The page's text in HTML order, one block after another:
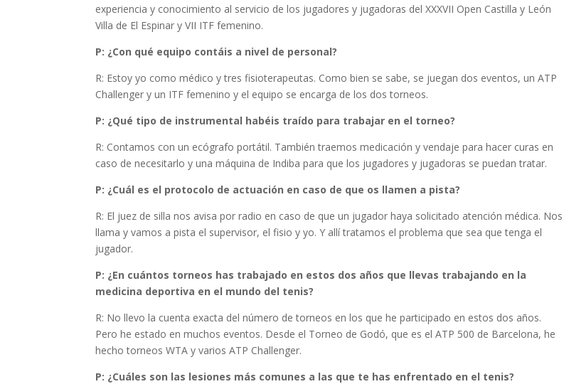
experiencia y conocimiento al servicio de los jugadores y jugadoras del XXXVII Open Castilla y León
Villa de El Espinar y VII ITF femenino.
P: ¿Con qué equipo contáis a nivel de personal?
R: Estoy yo como médico y tres fisioterapeutas. Como bien se sabe, se juegan dos eventos, un ATP
Challenger y un ITF femenino y el equipo se encarga de los dos torneos.
P: ¿Qué tipo de instrumental habéis traído para trabajar en el torneo?
R: Contamos con un ecógrafo portátil. También traemos medicación y vendaje para hacer curas en
caso de necesitarlo y una máquina de Indiba para que los jugadores y jugadoras se puedan tratar.
P: ¿Cuál es el protocolo de actuación en caso de que os llamen a pista?
R: El juez de silla nos avisa por radio en caso de que un jugador haya solicitado atención médica. Nos
llama y vamos a pista el supervisor, el fisio y yo. Y allí tratamos el problema que sea que tenga el
jugador.
P: ¿En cuántos torneos has trabajado en estos dos años que llevas trabajando en la
medicina deportiva en el mundo del tenis?
R: No llevo la cuenta exacta del número de torneos en los que he participado en estos dos años.
Pero he estado en muchos eventos. Desde el Torneo de Godó, que es el ATP 500 de Barcelona, he
hecho torneos WTA y varios ATP Challenger.
P: ¿Cuáles son las lesiones más comunes a las que te has enfrentado en el tenis?